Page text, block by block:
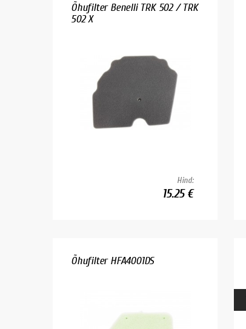
Õhufilter Benelli TRK 502 / TRK
502 X
Hind:
15.25 €
Õhufilter HFA4001DS